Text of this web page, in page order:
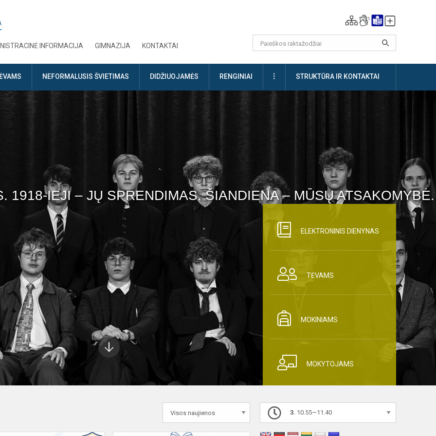
INFORMACIJA GIMNAZIJA KONTAKTAI
NEFORMALUSIS ŠVIETIMAS DIDŽIUOJAMĖS RENGINIAI DAUGIAUSTRUKTŪRA IR KONTAKTAI
Į
apačią
1918-IEJI – JŲ SPRENDIMAS. ŠIANDIENA – MŪSŲ ATSAKOMYBĖ.
ELEKTRONINIS DIENYNAS
TĖVAMS
MOKINIAMS
MOKYTOJAMS
3. 10.55—11.40